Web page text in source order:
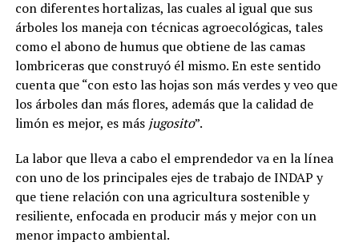
con diferentes hortalizas, las cuales al igual que sus
árboles los maneja con técnicas agroecológicas, tales
como el abono de humus que obtiene de las camas
lombriceras que construyó él mismo. En este sentido
cuenta que “con esto las hojas son más verdes y veo que
los árboles dan más flores, además que la calidad de
limón es mejor, es más jugosito”.
La labor que lleva a cabo el emprendedor va en la línea
con uno de los principales ejes de trabajo de INDAP y
que tiene relación con una agricultura sostenible y
resiliente, enfocada en producir más y mejor con un
menor impacto ambiental.